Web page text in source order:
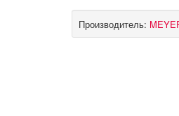
Производитель: